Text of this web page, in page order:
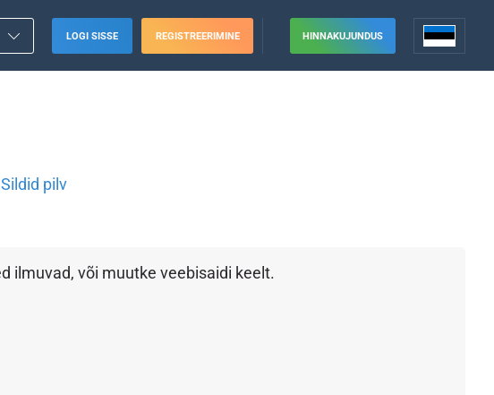
LOGI SISSE REGISTREERIMINE HINNAKUJUNDUS
Sildid pilv